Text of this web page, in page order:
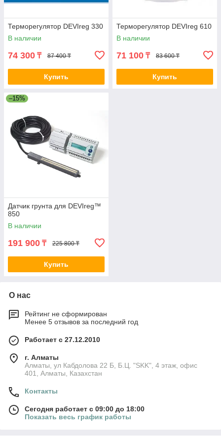
Терморегулятор DEVIreg 330
В наличии
74 300 ₸ 87 400 ₸
Купить
Терморегулятор DEVIreg 610
В наличии
71 100 ₸ 83 600 ₸
Купить
–15%
Датчик грунта для DEVIreg™
850
В наличии
191 900 ₸ 225 800 ₸
Купить
О нас
Рейтинг не сформирован
Менее 5 отзывов за последний год
Работает с 27.12.2010
г. Алматы
Алматы, ул Кабдолова 22 Б, Б.Ц. "SKK", 4 этаж, офис
401, Алматы, Казахстан
Контакты
Сегодня работает с 09:00 до 18:00
Показать весь график работы